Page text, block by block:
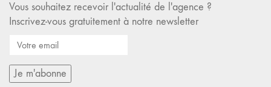
Vous souhaitez recevoir l'actualité de l'agence ?
Inscrivez-vous gratuitement à notre newsletter